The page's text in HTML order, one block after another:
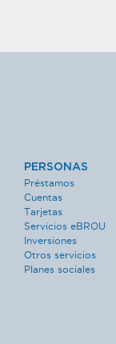
PERSONAS
Préstamos
Cuentas
Tarjetas
Servicios eBROU
Inversiones
Otros servicios
Planes sociales